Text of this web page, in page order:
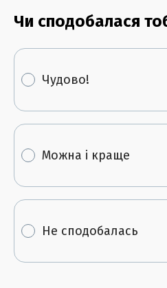
Чи сподобалася
Чудово!
Можна і краще
Не сподобалась